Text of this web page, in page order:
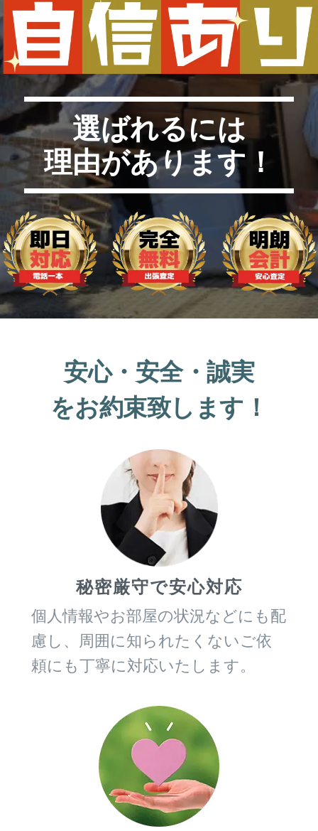
選ばれるには
理由があります！
安心・安全・誠実
をお約束致します！
秘密厳守で安心対応
個人情報やお部屋の状況などにも配
慮し、周囲に知られたくないご依
頼にも丁寧に対応いたします。